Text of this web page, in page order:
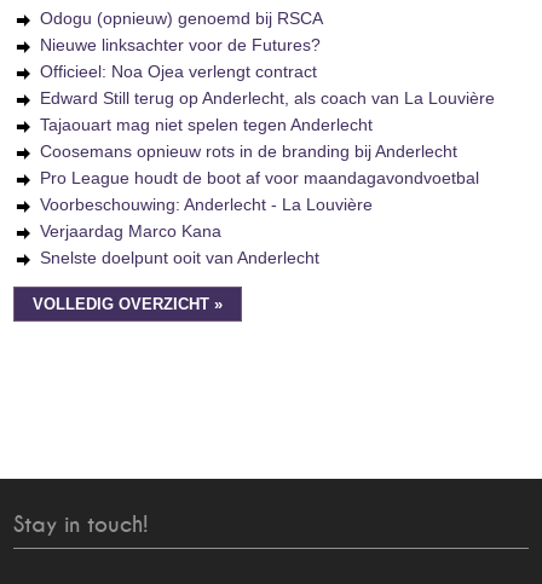
Odogu (opnieuw) genoemd bij RSCA
Nieuwe linksachter voor de Futures?
Officieel: Noa Ojea verlengt contract
Edward Still terug op Anderlecht, als coach van La Louvière
Tajaouart mag niet spelen tegen Anderlecht
Coosemans opnieuw rots in de branding bij Anderlecht
Pro League houdt de boot af voor maandagavondvoetbal
Voorbeschouwing: Anderlecht - La Louvière
Verjaardag Marco Kana
Snelste doelpunt ooit van Anderlecht
VOLLEDIG OVERZICHT »
Stay in touch!